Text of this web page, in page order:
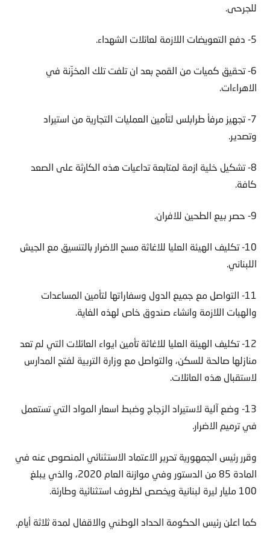
للجرحى.
5- دفع التعويضات اللازمة لعائلات الشهداء.
6- تحقيق كميات من القمح بعد ان تلفت تلك المخزّنة في
الاهراءات.
7- تجهيز مرفأ طرابلس لتأمين العمليات التجارية من استيراد
وتصدير.
8- تشكيل خلية ازمة لمتابعة تداعيات هذه الكارثة على الصعد
كافة.
9- حصر بيع الطحين للافران.
10- تكليف الهيئة العليا للاغاثة مسح الاضرار بالتنسيق مع الجيش
اللبناني.
11- التواصل مع جميع الدول وسفاراتها لتأمين المساعدات
والهبات اللازمة وانشاء صندوق خاص لهذه الغاية.
12- تكليف الهيئة العليا للاغاثة تأمين ايواء العائلات التي لم تعد
منازلها صالحة للسكن، والتواصل مع وزارة التربية لفتح المدارس
لاستقبال هذه العائلات.
13- وضع آلية لاستيراد الزجاج وضبط اسعار المواد التي تستعمل
في ترميم الاضرار.
وقرر رئيس الجمهورية تحرير الاعتماد الاستثنائي المنصوص عنه في
المادة 85 من الدستور وفي موازنة العام 2020، والذي يبلغ
100 مليار ليرة لبنانية ويخصص لظروف استثنائية وطارئة.
كما اعلن رئيس الحكومة الحداد الوطني والاقفال لمدة ثلاثة أيام.